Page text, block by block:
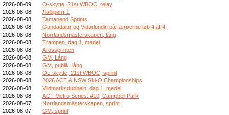
2026-08-09
O-skytte, 21st WBOC, relay
2026-08-08
Лабіринт 1
2026-08-08
Tamanend Sprints
2026-08-08
Gundadalur og Vidarlundin på færøerne løb 4 af 4
2026-08-08
Norrlandsmästerskapen, lång
2026-08-08
Trampen, dag 1, medel
2026-08-08
Arossprinten
2026-08-08
GM, Lång
2026-08-08
GM, publik, lång
2026-08-08
OL-skytte, 21st WBOC, sprint
2026-08-08
2026 ACT & NSW Ski-O Championships
2026-08-08
Vildmarksdubbeln, dag 1, medel
2026-08-08
ACT Metro Series: #10, Campbell Park
2026-08-07
Norrlandsmästerskapen, sprint
2026-08-07
GM, sprint